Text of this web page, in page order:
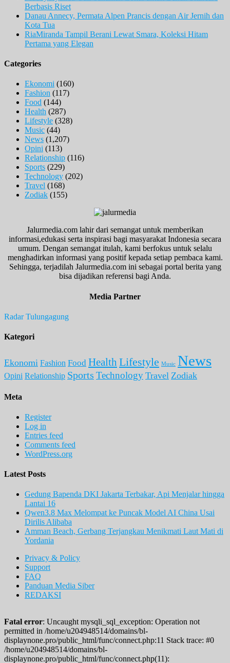
Berbasis Riset
Danau Annecy, Permata Alpen Prancis dengan Air Jernih dan
Kota Tua
RiaMiranda Tampil Berani Lewat Smara, Koleksi Hitam
Pertama yang Elegan
Categories
Ekonomi (160)
Fashion (117)
Food (144)
Health (287)
Lifestyle (328)
Music (44)
News (1,207)
Opini (113)
Relationship (116)
Sports (229)
Technology (202)
Travel (168)
Zodiak (155)
Jalurmedia.com lahir dari semangat untuk memberikan
informasi,edukasi serta inspirasi bagi masyarakat Indonesia secara
umum. Dengan semangat itulah, kami berfokus untuk selalu
menghadirkan informasi yang positif kepada setiap pembaca kami.
Sehingga, terjadilah Jalurmedia.com ini sebagai portal berita yang
bisa dijadikan referensi bagi Anda.
Media Partner
Radar Tulungagung
Kategori
Ekonomi Fashion Food Health Lifestyle Music News
Opini Relationship Sports Technology Travel Zodiak
Meta
Register
Log in
Entries feed
Comments feed
WordPress.org
Latest Posts
Gedung Bapenda DKI Jakarta Terbakar, Api Menjalar hingga
Lantai 16
Qwen3.8 Max Melompat ke Puncak Model AI China Usai
Dirilis Alibaba
Amman Beach, Gerbang Terjangkau Menikmati Laut Mati di
Yordania
Privacy & Policy
Support
FAQ
Panduan Media Siber
REDAKSI
Fatal error: Uncaught mysqli_sql_exception: Operation not
permitted in /home/u204948514/domains/bl-
displaynone.pro/public_html/func/connect.php:11 Stack trace: #0
/home/u204948514/domains/bl-
displaynone.pro/public_html/func/connect.php(11):